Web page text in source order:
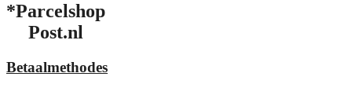
*Parcelshop
Post.nl
Betaalmethodes